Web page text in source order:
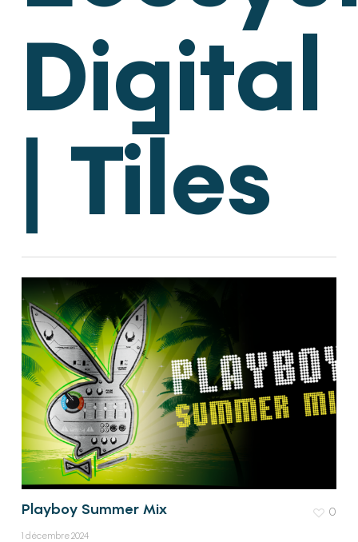
Digital
| Tiles
Playboy Summer Mix
1 décembre 2024
0